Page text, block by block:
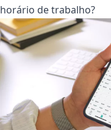
horário de trabalho?